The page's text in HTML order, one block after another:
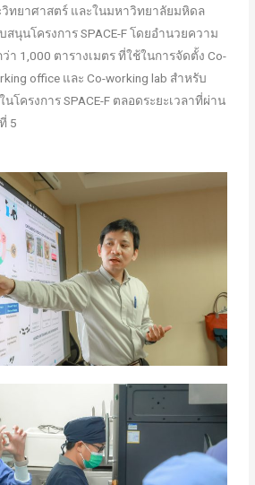
ทยาศาสตร์ และในมหาวิทยาลัยมหิดล
นุนโครงการ SPACE-F โดยอำนวยความ
า 1,000 ตารางเมตร ที่ใช้ในการจัดตั้ง Co-
office และ Co-working lab สำหรับ
โครงการ SPACE-F ตลอดระยะเวลาที่ผ่าน
5